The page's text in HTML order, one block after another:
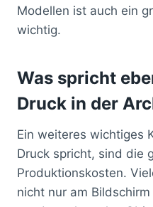
Modellen ist auch ein
wichtig.
Was spricht
Druck in der
Ein weiteres wichtiges
Druck spricht, sind die
Produktionskosten.
nicht nur am